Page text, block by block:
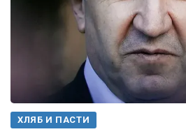
ХЛЯБ И ПАСТИ